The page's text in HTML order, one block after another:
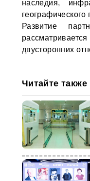
наследия,
Развитие
двусторонних
Читайте также